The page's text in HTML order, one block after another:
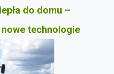
do domu –
technologie